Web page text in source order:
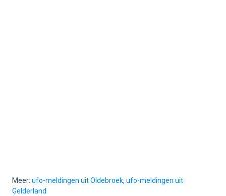
Meer: ufo-meldingen uit Oldebroek, ufo-meldingen uit
Gelderland